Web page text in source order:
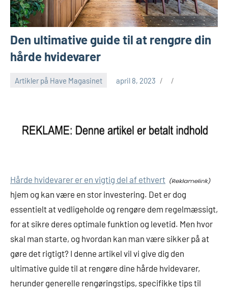
Den ultimative guide til at rengøre din
hårde hvidevarer
Artikler på Have Magasinet april 8, 2023
Hårde hvidevarer er en vigtig del af ethvert
hjem og kan være en stor investering. Det er dog
essentielt at vedligeholde og rengøre dem regelmæssigt,
for at sikre deres optimale funktion og levetid. Men hvor
skal man starte, og hvordan kan man være sikker på at
gøre det rigtigt? I denne artikel vil vi give dig den
ultimative guide til at rengøre dine hårde hvidevarer,
herunder generelle rengøringstips, specifikke tips til